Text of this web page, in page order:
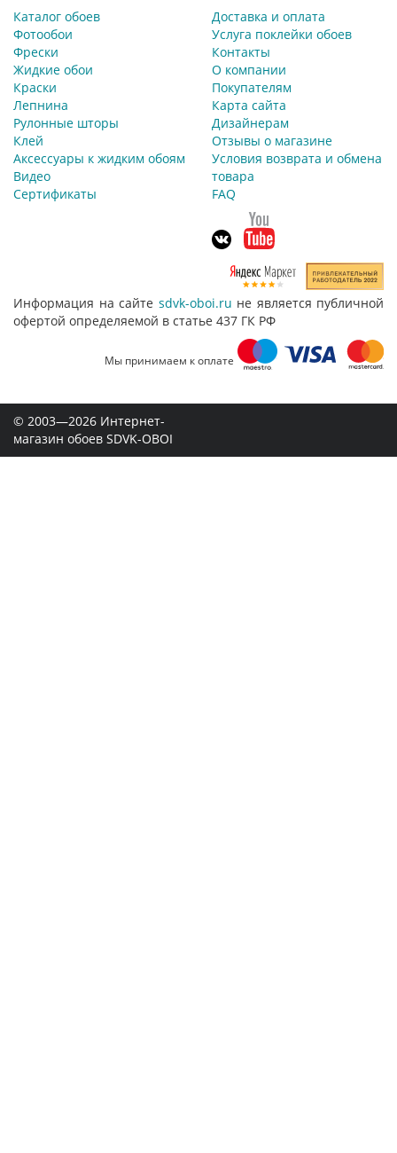
Каталог обоев
Фотообои
Фрески
Жидкие обои
Краски
Лепнина
Рулонные шторы
Клей
Аксессуары к жидким обоям
Видео
Сертификаты
Доставка и оплата
Услуга поклейки обоев
Контакты
О компании
Покупателям
Карта сайта
Дизайнерам
Отзывы о магазине
Условия возврата и обмена
товара
FAQ
Информация на сайте sdvk-oboi.ru не является публичной
офертой определяемой в статье 437 ГК РФ
Мы принимаем к оплате
© 2003—2026 Интернет-
магазин обоев SDVK-OBOI